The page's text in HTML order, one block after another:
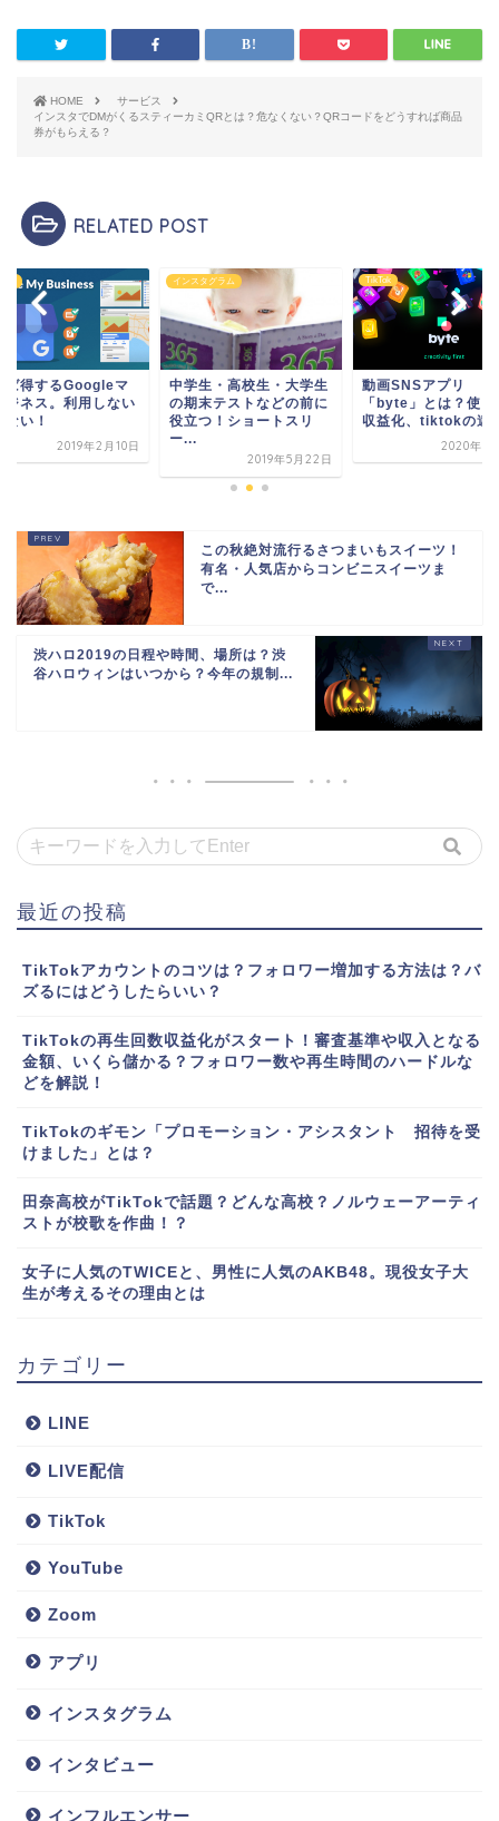
HOME
サービス
インスタでDMがくるスティーカミQRとは？危なくない？QRコードをどうすれば商品
券がもらえる？
RELATED POST
ば得するGoogleマ
ジネス。利用しない
い！
2019年2月10日
インスタグラム
中学生・高校生・大学生
の期末テストなどの前に
役立つ！ショートスリ
ー...
2019年5月22日
TikTok
動画SNSアプリ
「byte」とは？使い
収益化、tiktokの違
2020年5
この秋絶対流行るさつまいもスイーツ！
有名・人気店からコンビニスイーツま
で...
渋ハロ2019の日程や時間、場所は？渋
谷ハロウィンはいつから？今年の規制...
最近の投稿
TikTokアカウントのコツは？フォロワー増加する方法は？バ
ズるにはどうしたらいい？
TikTokの再生回数収益化がスタート！審査基準や収入となる
金額、いくら儲かる？フォロワー数や再生時間のハードルな
どを解説！
TikTokのギモン「プロモーション・アシスタント 招待を受
けました」とは？
田奈高校がTikTokで話題？どんな高校？ノルウェーアーティ
ストが校歌を作曲！？
女子に人気のTWICEと、男性に人気のAKB48。現役女子大
生が考えるその理由とは
カテゴリー
LINE
LIVE配信
TikTok
YouTube
Zoom
アプリ
インスタグラム
インタビュー
インフルエンサー